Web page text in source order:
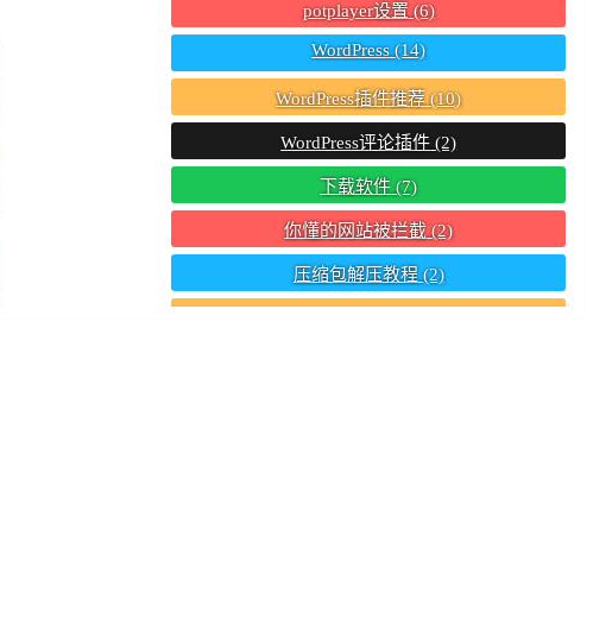
potplayer设置(6)
WordPress(14)
WordPress插件推荐(10)
WordPress评论插件 (2)
下载软件(7)
你懂的网站被拦截(2)
压缩包解压教程(2)